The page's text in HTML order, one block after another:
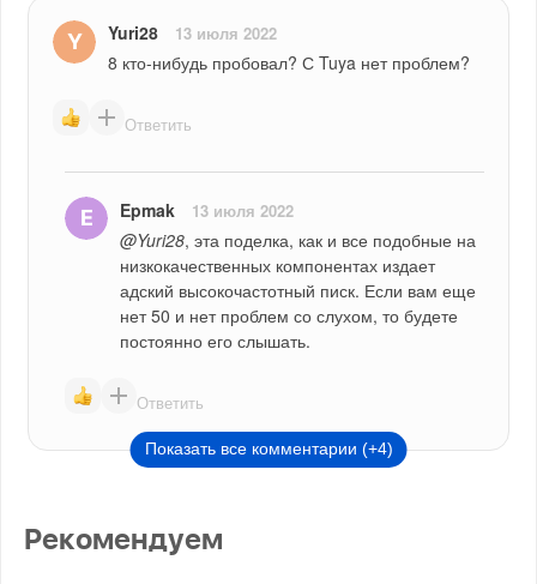
Yuri28 13 июля 2022
8 кто-нибудь пробовал? С Tuya нет проблем?
Ответить
Epmak 13 июля 2022
@Yuri28, эта поделка, как и все подобные на
низкокачественных компонентах издает
адский высокочастотный писк. Если вам еще
нет 50 и нет проблем со слухом, то будете
постоянно его слышать.
Ответить
Показать все комментарии (+4)
Рекомендуем